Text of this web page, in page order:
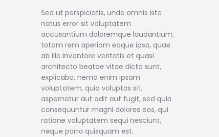
Sed ut perspiciatis, unde omnis iste
natus error sit voluptatem
accusantium doloremque laudantium,
totam rem aperiam eaque ipsa, quae
ab illo inventore veritatis et quasi
architecto beatae vitae dicta sunt,
explicabo. nemo enim ipsam
voluptatem, quia voluptas sit,
aspernatur aut odit aut fugit, sed quia
consequuntur magni dolores eos, qui
ratione voluptatem sequi nesciunt,
neque porro quisquam est.